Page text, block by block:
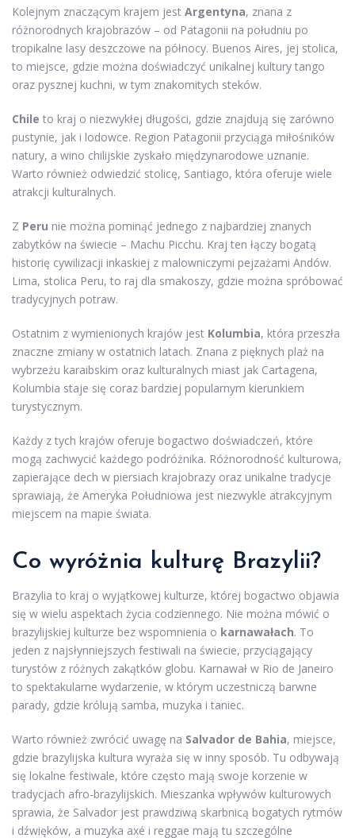
Kolejnym znaczącym krajem jest Argentyna, znana z
różnorodnych krajobrazów – od Patagonii na południu po
tropikalne lasy deszczowe na północy. Buenos Aires, jej stolica,
to miejsce, gdzie można doświadczyć unikalnej kultury tango
oraz pysznej kuchni, w tym znakomitych steków.
Chile to kraj o niezwykłej długości, gdzie znajdują się zarówno
pustynie, jak i lodowce. Region Patagonii przyciąga miłośników
natury, a wino chilijskie zyskało międzynarodowe uznanie.
Warto również odwiedzić stolicę, Santiago, która oferuje wiele
atrakcji kulturalnych.
Z Peru nie można pominąć jednego z najbardziej znanych
zabytków na świecie – Machu Picchu. Kraj ten łączy bogatą
historię cywilizacji inkaskiej z malowniczymi pejzażami Andów.
Lima, stolica Peru, to raj dla smakoszy, gdzie można spróbować
tradycyjnych potraw.
Ostatnim z wymienionych krajów jest Kolumbia, która przeszła
znaczne zmiany w ostatnich latach. Znana z pięknych plaż na
wybrzeżu karaibskim oraz kulturalnych miast jak Cartagena,
Kolumbia staje się coraz bardziej popularnym kierunkiem
turystycznym.
Każdy z tych krajów oferuje bogactwo doświadczeń, które
mogą zachwycić każdego podróżnika. Różnorodność kulturowa,
zapierające dech w piersiach krajobrazy oraz unikalne tradycje
sprawiają, że Ameryka Południowa jest niezwykle atrakcyjnym
miejscem na mapie świata.
Co wyróżnia kulturę Brazylii?
Brazylia to kraj o wyjątkowej kulturze, której bogactwo objawia
się w wielu aspektach życia codziennego. Nie można mówić o
brazylijskiej kulturze bez wspomnienia o karnawałach. To
jeden z najsłynniejszych festiwali na świecie, przyciągający
turystów z różnych zakątków globu. Karnawał w Rio de Janeiro
to spektakularne wydarzenie, w którym uczestniczą barwne
parady, gdzie królują samba, muzyka i taniec.
Warto również zwrócić uwagę na Salvador de Bahia, miejsce,
gdzie brazylijska kultura wyraża się w inny sposób. Tu odbywają
się lokalne festiwale, które często mają swoje korzenie w
tradycjach afro-brazylijskich. Mieszanka wpływów kulturowych
sprawia, że Salvador jest prawdziwą skarbnicą bogatych rytmów
i dźwięków, a muzyka axé i reggae mają tu szczególne